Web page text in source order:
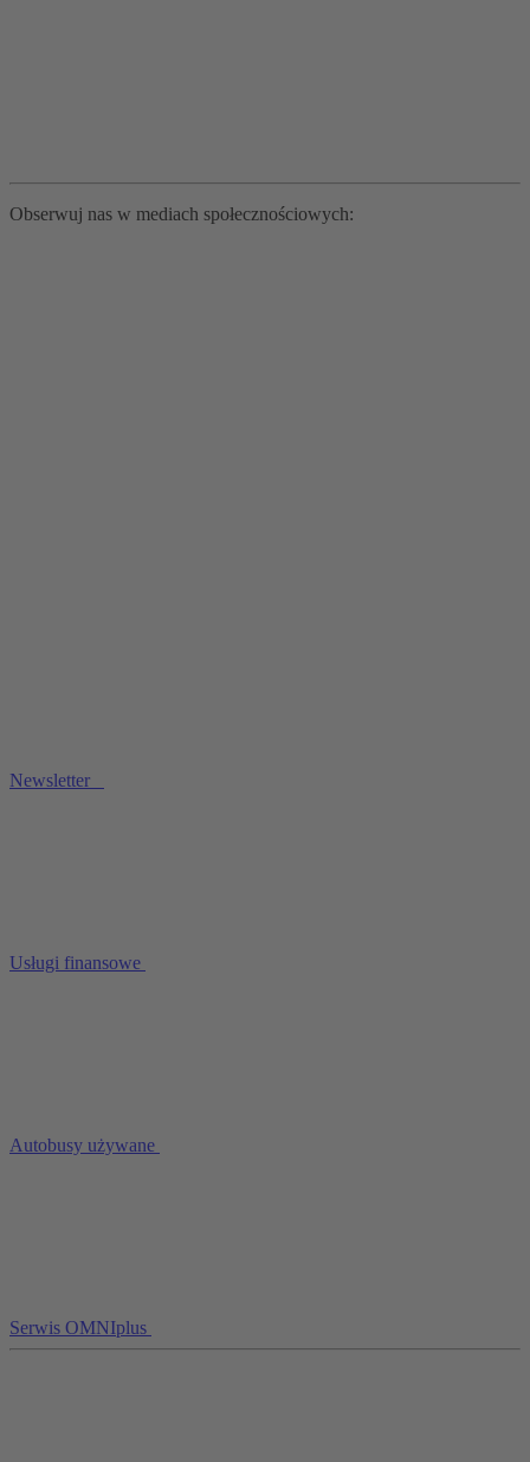
Obserwuj nas w mediach społecznościowych:
Newsletter
Usługi finansowe
Autobusy używane
Serwis OMNIplus